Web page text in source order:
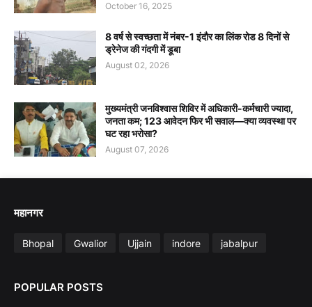
October 16, 2025
8 वर्ष से स्वच्छता में नंबर-1 इंदौर का लिंक रोड 8 दिनों से
ड्रेनेज की गंदगी में डूबा
August 02, 2026
मुख्यमंत्री जनविश्वास शिविर में अधिकारी-कर्मचारी ज्यादा,
जनता कम; 123 आवेदन फिर भी सवाल—क्या व्यवस्था पर
घट रहा भरोसा?
August 07, 2026
महानगर
Bhopal Gwalior Ujjain indore jabalpur
POPULAR POSTS